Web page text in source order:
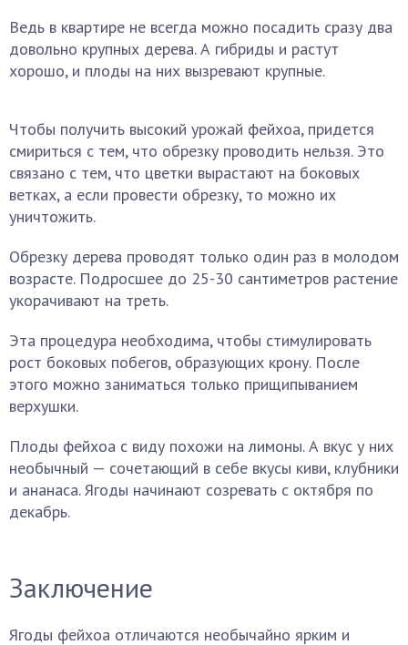
Ведь в квартире не всегда можно посадить сразу два
довольно крупных дерева. А гибриды и растут
хорошо, и плоды на них вызревают крупные.
Чтобы получить высокий урожай фейхоа, придется
смириться с тем, что обрезку проводить нельзя. Это
связано с тем, что цветки вырастают на боковых
ветках, а если провести обрезку, то можно их
уничтожить.
Обрезку дерева проводят только один раз в молодом
возрасте. Подросшее до 25-30 сантиметров растение
укорачивают на треть.
Эта процедура необходима, чтобы стимулировать
рост боковых побегов, образующих крону. После
этого можно заниматься только прищипыванием
верхушки.
Плоды фейхоа с виду похожи на лимоны. А вкус у них
необычный — сочетающий в себе вкусы киви, клубники
и ананаса. Ягоды начинают созревать с октября по
декабрь.
Заключение
Ягоды фейхоа отличаются необычайно ярким и